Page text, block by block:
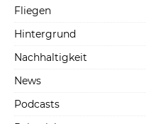
Fliegen
Hintergrund
Nachhaltigkeit
News
Podcasts